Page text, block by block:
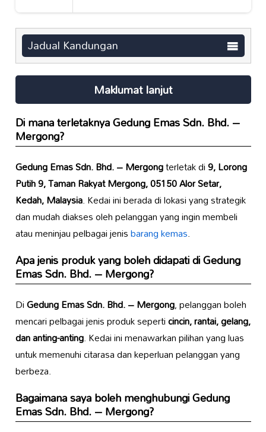
Jadual Kandungan
Maklumat lanjut
Di mana terletaknyaGedung Emas Sdn. Bhd. –
Mergong?
Gedung Emas Sdn. Bhd. – Mergongterletak di9, Lorong
Putih 9, Taman Rakyat Mergong, 05150 Alor Setar,
Kedah, Malaysia. Kedai ini berada di lokasi yang strategik
dan mudah diakses oleh pelanggan yang ingin membeli
atau meninjau pelbagai jenisbarang kemas.
Apa jenis produk yang boleh didapati diGedung
Emas Sdn. Bhd. – Mergong?
DiGedung Emas Sdn. Bhd. – Mergong, pelanggan boleh
mencari pelbagai jenis produk seperticincin, rantai, gelang,
dan anting-anting. Kedai ini menawarkan pilihan yang luas
untuk memenuhi citarasa dan keperluan pelanggan yang
berbeza.
Bagaimana saya boleh menghubungiGedung
Emas Sdn. Bhd. – Mergong?